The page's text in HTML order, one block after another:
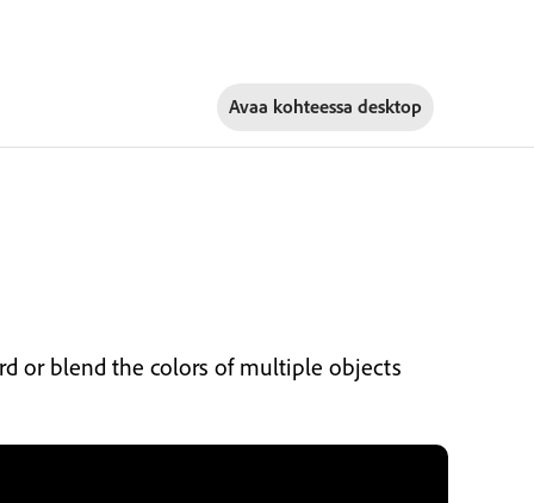
Avaa kohteessa desktop
or blend the colors of multiple objects